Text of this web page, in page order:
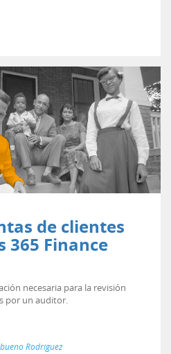
de clientes
365 Finance
necesaria para la revisión
por un auditor.
Rodríguez